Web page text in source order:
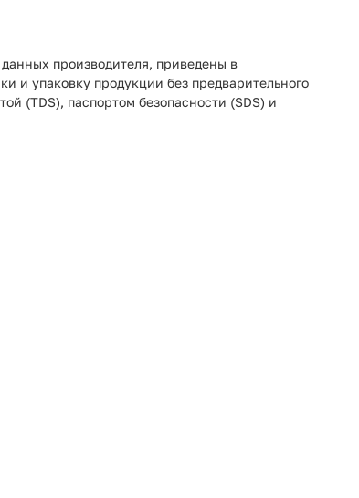
производителя, приведены в
и упаковку продукции без предварительного
(TDS), паспортом безопасности (SDS) и